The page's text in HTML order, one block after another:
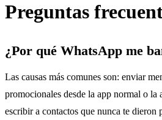
Preguntas
¿Por qué WhatsApp me
Las causas más comunes son: enviar
promocionales desde la app normal o la
escribir a contactos que nunca te dieron